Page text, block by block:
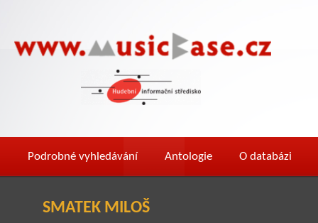
Podrobné vyhledávání Antologie O databázi
SMATEK MILOŠ